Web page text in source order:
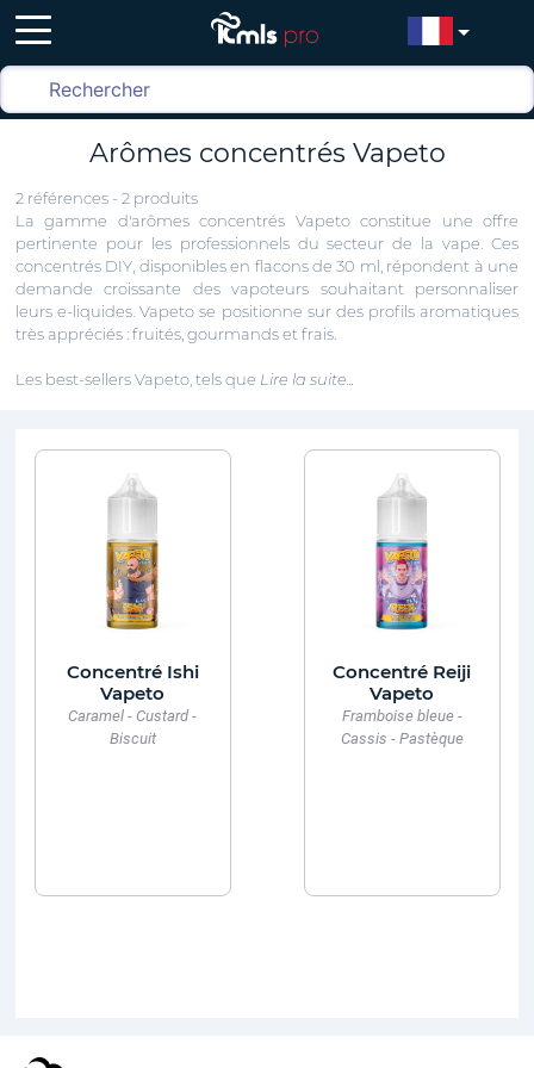
Arômes concentrés Vapeto
2 références - 2 produits
La gamme d'arômes concentrés Vapeto constitue une offre
pertinente pour les professionnels du secteur de la vape. Ces
concentrés DIY, disponibles en flacons de 30 ml, répondent à une
demande croissante des vapoteurs souhaitant personnaliser
leurs e-liquides. Vapeto se positionne sur des profils aromatiques
très appréciés : fruités, gourmands et frais.
Les best-sellers Vapeto, tels que Lire la suite...
Concentré Ishi
Vapeto
Caramel - Custard -
Biscuit
Concentré Reiji
Vapeto
Framboise bleue -
Cassis - Pastèque